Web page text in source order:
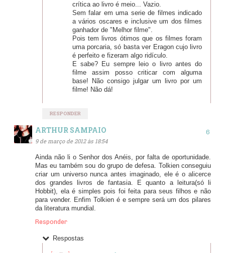
crítica ao livro é meio... Vazio.
Sem falar em uma serie de filmes indicado
a vários oscares e inclusive um dos filmes
ganhador de "Melhor filme".
Pois tem livros ótimos que os filmes foram
uma porcaria, só basta ver Eragon cujo livro
é perfeito e fizeram algo ridículo.
E sabe? Eu sempre leio o livro antes do
filme assim posso criticar com alguma
base! Não consigo julgar um livro por um
filme! Não dá!
RESPONDER
ARTHUR SAMPAIO
9 de março de 2012 às 18:54
Ainda não li o Senhor dos Anéis, por falta de oportunidade.
Mas eu também sou do grupo de defesa. Tolkien conseguiu
criar um universo nunca antes imaginado, ele é o alicerce
dos grandes livros de fantasia. E quanto a leitura(só li
Hobbit), ela é simples pois foi feita para seus filhos e não
para vender. Enfim Tolkien é e sempre será um dos pilares
da literatura mundial.
Responder
Respostas